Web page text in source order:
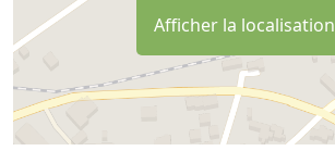
Afficher la localisation